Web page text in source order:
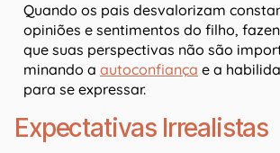
Quando os pais desvalorizam
opiniões e sentimentos do filho,
que suas perspectivas não são
minando a autoconfiança e a
para se expressar.
Expectativas Irrealistas